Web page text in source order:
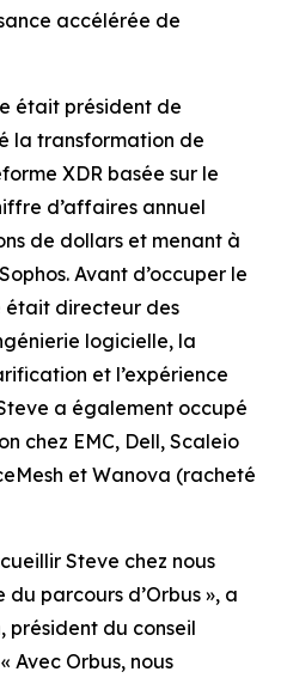
accélérée de
était président de
la transformation de
XDR basée sur le
d’affaires annuel
de dollars et menant à
Avant d’occuper le
était directeur des
logicielle, la
et l’expérience
a également occupé
chez EMC, Dell, Scaleio
et Wanova (racheté
Steve chez nous
parcours d’Orbus », a
président du conseil
Avec Orbus, nous